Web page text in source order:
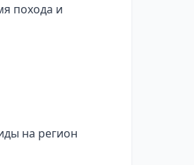
похода и
на регион